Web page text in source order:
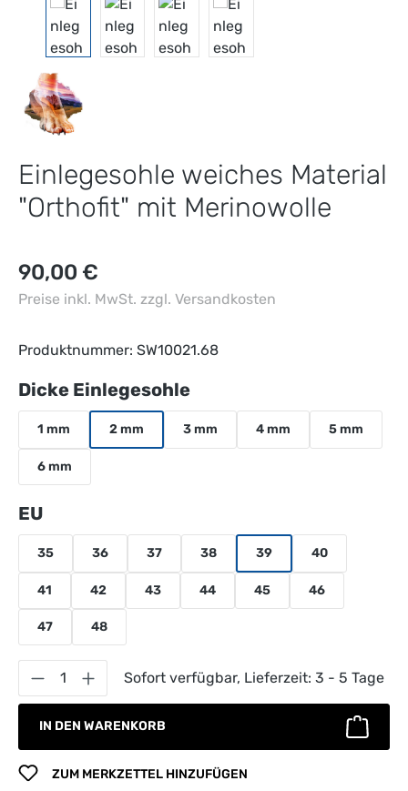
Einlegesohle weiches Material
"Orthofit" mit Merinowolle
Regulärer Preis:
90,00 €
Preise inkl. MwSt. zzgl. Versandkosten
Produktnummer: SW10021.68
Dicke Einlegesohleauswählen
1 mm 2 mm 3 mm 4 mm 5 mm
6 mm
EU
35 36 37 38 39 40
41 42 43 44 45 46
47 48
Produkt Anzahl: Gib den gewünschten
Sofort verfügbar, Lieferzeit: 3 - 5 Tage
IN DEN WARENKORB
ZUM MERKZETTEL HINZUFÜGEN